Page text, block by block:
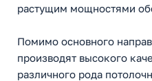
растущим мощностями
Помимо основного
производят высокого
различного рода